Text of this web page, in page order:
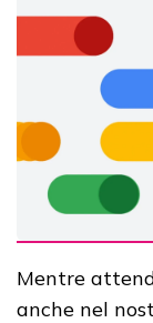
Mentre
anche nel